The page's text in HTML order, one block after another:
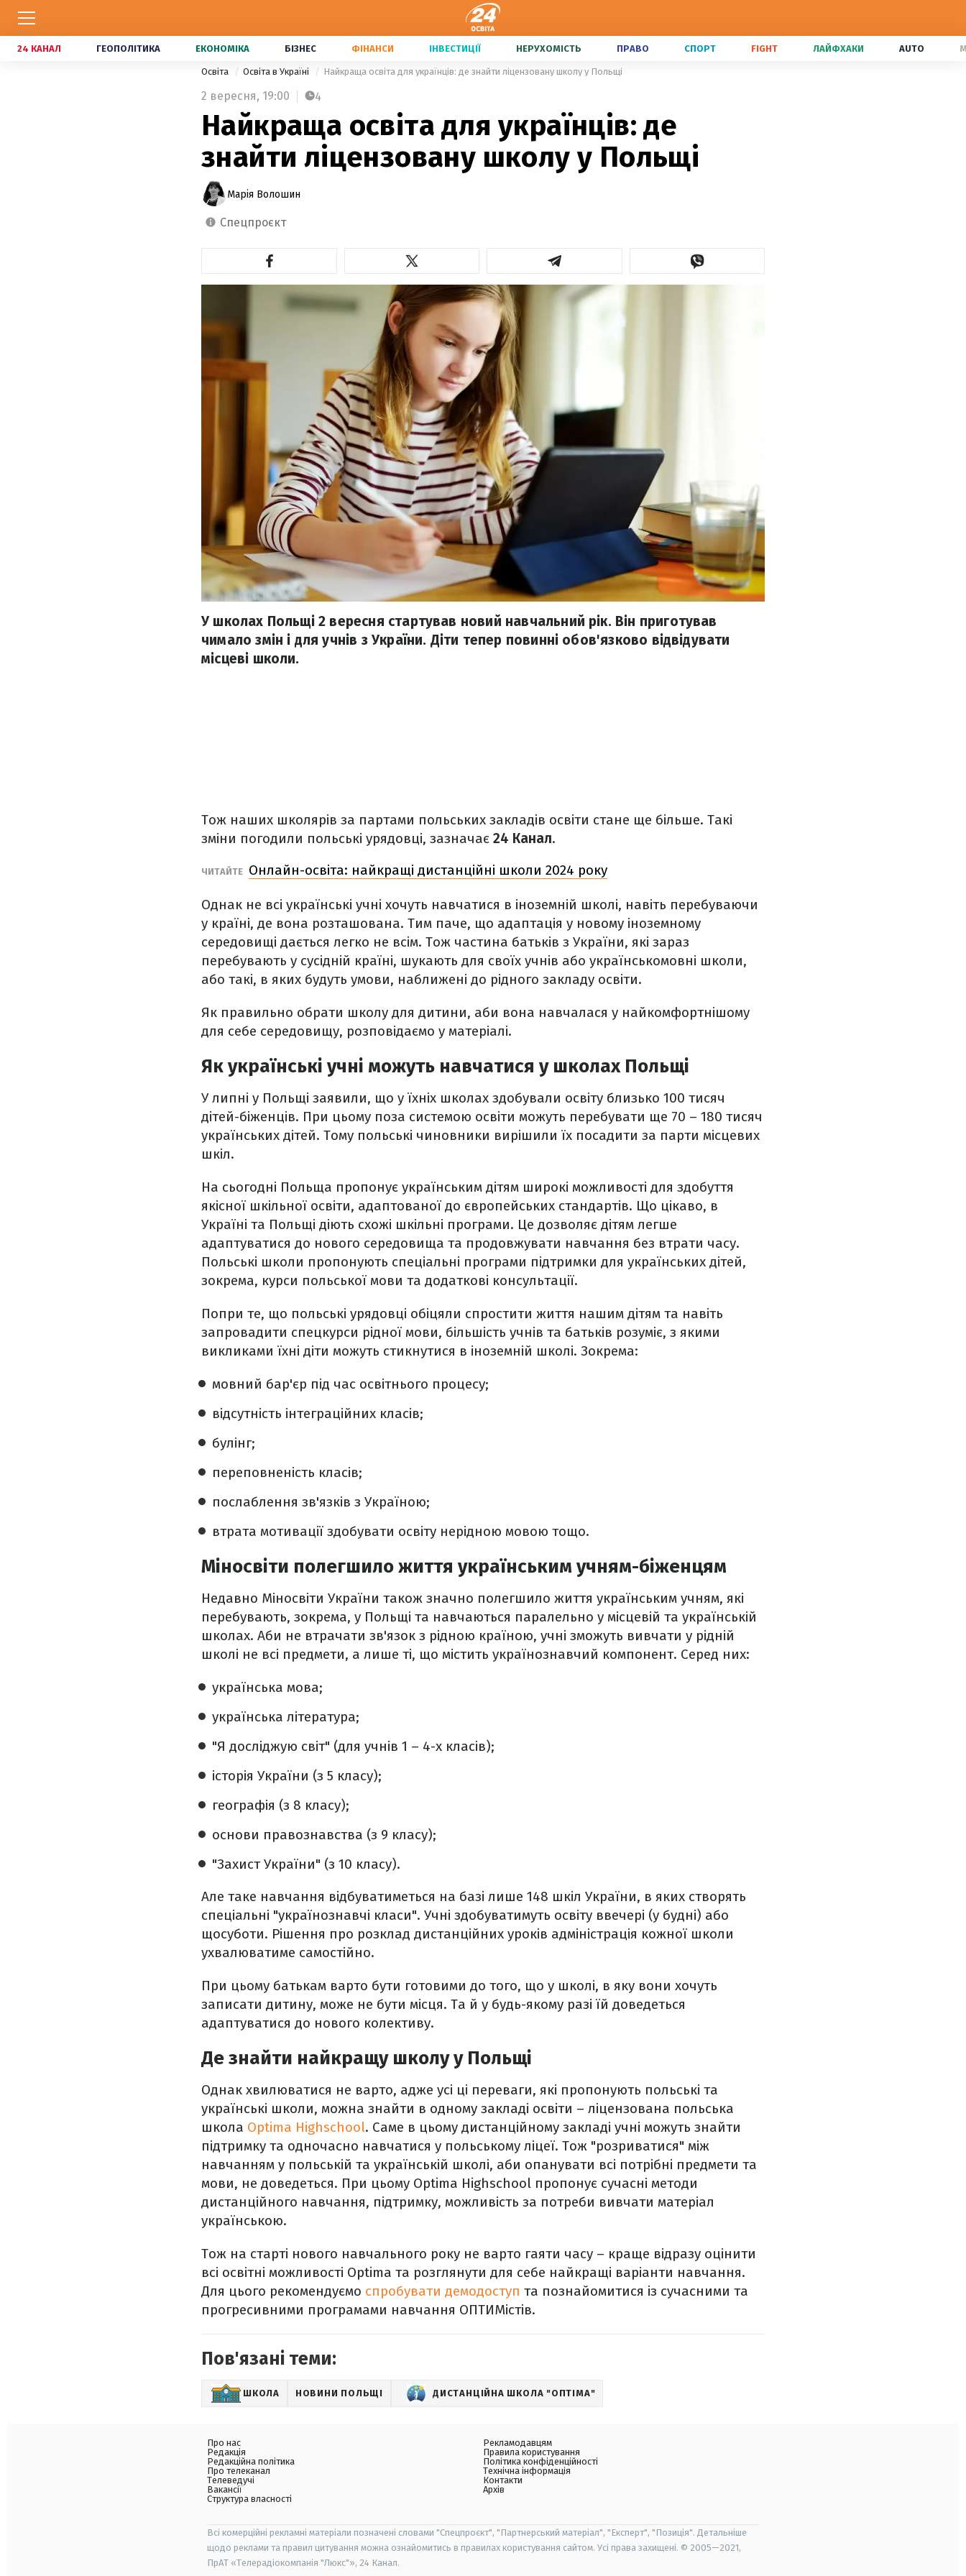
24 КАНАЛ ГЕОПОЛІТИКА ЕКОНОМІКА БІЗНЕС ФІНАНСИ ІНВЕСТИЦІЇ НЕРУХОМІСТЬ ПРАВО СПОРТ FIGHT ЛАЙФХАКИ AUTO
Освіта Освіта в Україні Найкраща освіта для українців: де знайти ліцензовану школу у Польщі
2 вересня, 19:00 4
Найкраща освіта для українців: де
знайти ліцензовану школу у Польщі
Марія Волошин
спецпроєкт
У школах Польщі 2 вересня стартував новий навчальний рік. Він приготував
чимало змін і для учнів з України. Діти тепер повинні обов'язково відвідувати
місцеві школи.
Тож наших школярів за партами польських закладів освіти стане ще більше. Такі
зміни погодили польські урядовці, зазначає 24 Канал.
ЧИТАЙТЕ Онлайн-освіта: найкращі дистанційні школи 2024 року
Однак не всі українські учні хочуть навчатися в іноземній школі, навіть перебуваючи
у країні, де вона розташована. Тим паче, що адаптація у новому іноземному
середовищі дається легко не всім. Тож частина батьків з України, які зараз
перебувають у сусідній країні, шукають для своїх учнів або українськомовні школи,
або такі, в яких будуть умови, наближені до рідного закладу освіти.
Як правильно обрати школу для дитини, аби вона навчалася у найкомфортнішому
для себе середовищу, розповідаємо у матеріалі.
Як українські учні можуть навчатися у школах Польщі
У липні у Польщі заявили, що у їхніх школах здобували освіту близько 100 тисяч
дітей-біженців. При цьому поза системою освіти можуть перебувати ще 70 – 180 тисяч
українських дітей. Тому польські чиновники вирішили їх посадити за парти місцевих
шкіл.
На сьогодні Польща пропонує українським дітям широкі можливості для здобуття
якісної шкільної освіти, адаптованої до європейських стандартів. Що цікаво, в
Україні та Польщі діють схожі шкільні програми. Це дозволяє дітям легше
адаптуватися до нового середовища та продовжувати навчання без втрати часу.
Польські школи пропонують спеціальні програми підтримки для українських дітей,
зокрема, курси польської мови та додаткові консультації.
Попри те, що польські урядовці обіцяли спростити життя нашим дітям та навіть
запровадити спецкурси рідної мови, більшість учнів та батьків розуміє, з якими
викликами їхні діти можуть стикнутися в іноземній школі. Зокрема:
мовний бар'єр під час освітнього процесу;
відсутність інтеграційних класів;
булінг;
переповненість класів;
послаблення зв'язків з Україною;
втрата мотивації здобувати освіту нерідною мовою тощо.
Міносвіти полегшило життя українським учням-біженцям
Недавно Міносвіти України також значно полегшило життя українським учням, які
перебувають, зокрема, у Польщі та навчаються паралельно у місцевій та українській
школах. Аби не втрачати зв'язок з рідною країною, учні зможуть вивчати у рідній
школі не всі предмети, а лише ті, що містить українознавчий компонент. Серед них:
українська мова;
українська література;
"Я досліджую світ" (для учнів 1 – 4-х класів);
історія України (з 5 класу);
географія (з 8 класу);
основи правознавства (з 9 класу);
"Захист України" (з 10 класу).
Але таке навчання відбуватиметься на базі лише 148 шкіл України, в яких створять
спеціальні "українознавчі класи". Учні здобуватимуть освіту ввечері (у будні) або
щосуботи. Рішення про розклад дистанційних уроків адміністрація кожної школи
ухвалюватиме самостійно.
При цьому батькам варто бути готовими до того, що у школі, в яку вони хочуть
записати дитину, може не бути місця. Та й у будь-якому разі їй доведеться
адаптуватися до нового колективу.
Де знайти найкращу школу у Польщі
Однак хвилюватися не варто, адже усі ці переваги, які пропонують польські та
українські школи, можна знайти в одному закладі освіти – ліцензована польська
школа Optima Highschool. Саме в цьому дистанційному закладі учні можуть знайти
підтримку та одночасно навчатися у польському ліцеї. Тож "розриватися" між
навчанням у польській та українській школі, аби опанувати всі потрібні предмети та
мови, не доведеться. При цьому Optima Highschool пропонує сучасні методи
дистанційного навчання, підтримку, можливість за потреби вивчати матеріал
українською.
Тож на старті нового навчального року не варто гаяти часу – краще відразу оцінити
всі освітні можливості Optima та розглянути для себе найкращі варіанти навчання.
Для цього рекомендуємо спробувати демодоступ та познайомитися із сучасними та
прогресивними програмами навчання ОПТИМістів.
Пов'язані теми:
ШКОЛА НОВИНИ ПОЛЬЩІ ДИСТАНЦІЙНА ШКОЛА "ОПТІМА"
Про нас
Редакція
Редакційна політика
Про телеканал
Телеведучі
Вакансії
Структура власності
Рекламодавцям
Правила користування
Політика конфіденційності
Технічна інформація
Контакти
Архів
Всі комерційні рекламні матеріали позначені словами "Спецпроєкт", "Партнерський матеріал", "Експерт", "Позиція". Детальніше
щодо реклами та правил цитування можна ознайомитись в правилах користування сайтом. Усі права захищені. © 2005—2021,
ПрАТ «Телерадіокомпанія "Люкс"», 24 Канал.